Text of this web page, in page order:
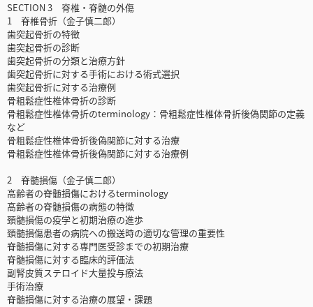
SECTION 3 脊椎・脊髄の外傷
1 脊椎骨折（金子慎二郎）
歯突起骨折の特徴
歯突起骨折の診断
歯突起骨折の分類と治療方針
歯突起骨折に対する手術における術式選択
歯突起骨折に対する治療例
骨粗鬆症性椎体骨折の診断
骨粗鬆症性椎体骨折のterminology：骨粗鬆症性椎体骨折後偽関節の定義
など
骨粗鬆症性椎体骨折後偽関節に対する治療
骨粗鬆症性椎体骨折後偽関節に対する治療例
2 脊髄損傷（金子慎二郎）
高齢者の脊髄損傷におけるterminology
高齢者の脊髄損傷の病態の特徴
頚髄損傷の疫学と初期治療の進歩
頚髄損傷患者の病院への搬送時の適切な管理の重要性
脊髄損傷に対する専門医受診までの初期治療
脊髄損傷に対する臨床的評価法
副腎皮質ステロイド大量投与療法
手術治療
脊髄損傷に対する治療の展望・課題